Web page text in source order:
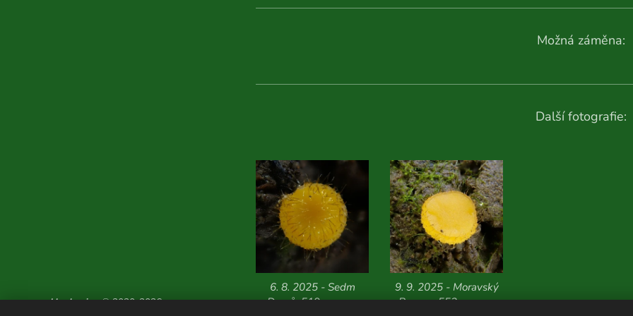
Možná záměna:
Další fotografie:
6. 8. 2025 - Sedm
Dvorů, 519 m n. m.
9. 9. 2025 - Moravský
Beroun, 552 m n. m.
Houboviny © 2020-2026